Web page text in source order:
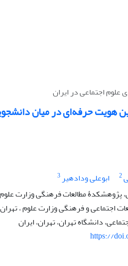
علوم اجتماعی در ایران
هویت حرفه‌ای در میان
2 ابوعلی ودادهیر3
مطالعات فرهنگی وزارت علوم،
اجتماعی و فرهنگی وزارت علوم ،
دانشگاه تهران، تهران، ایران
https://